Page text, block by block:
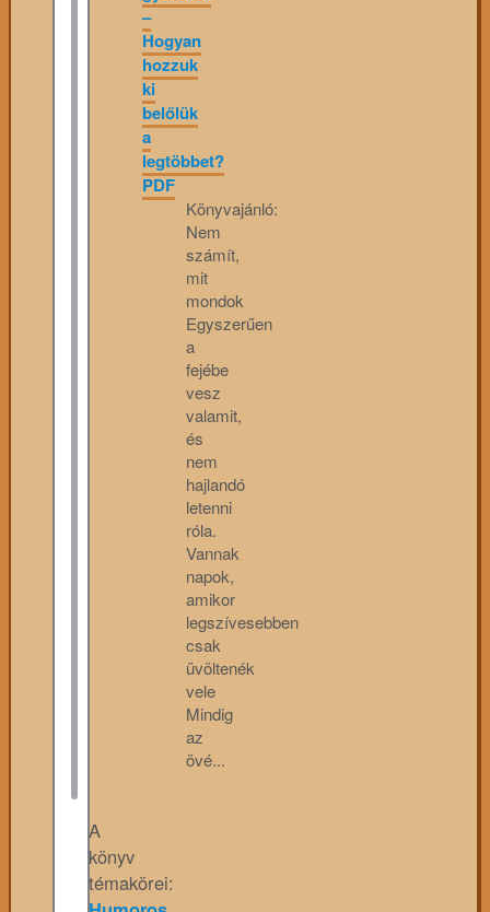
–
Hogyan
hozzuk
ki
belőlük
a
legtöbbet?
PDF
Könyvajánló:
Nem
számít,
mit
mondok
Egyszerűen
a
fejébe
vesz
valamit,
és
nem
hajlandó
letenni
róla.
Vannak
napok,
amikor
legszívesebben
csak
üvöltenék
vele
Mindig
az
övé...
A
könyv
témakörei: